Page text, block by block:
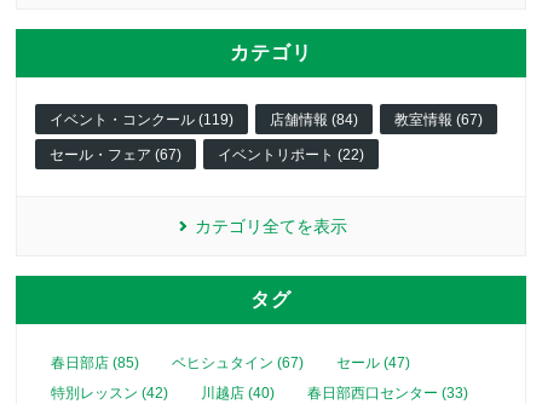
カテゴリ
イベント・コンクール (119) 店舗情報 (84) 教室情報 (67)
セール・フェア (67) イベントリポート (22)
カテゴリ全てを表示
タグ
春日部店 (85) ベヒシュタイン (67)
セール (47)
特別レッスン (42)
川越店 (40)
春日部西口センター (33)